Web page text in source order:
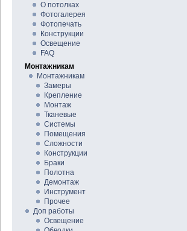
О потолках
Фотогалерея
Фотопечать
Конструкции
Освещение
FAQ
Монтажникам
Монтажникам
Замеры
Крепление
Монтаж
Тканевые
Системы
Помещения
Сложности
Конструкции
Браки
Полотна
Демонтаж
Инструмент
Прочее
Доп работы
Освещение